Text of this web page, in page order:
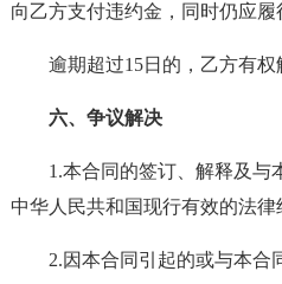
向乙方支付违约金，同时仍应履
逾期超过15日的，乙方有权
六、争议解决
1.本合同的签订、解释及与
中华人民共和国现行有效的法律
2.因本合同引起的或与本合